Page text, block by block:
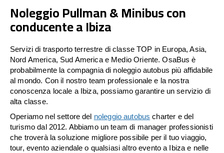
Noleggio Pullman & Minibus con
conducente a Ibiza
Servizi di trasporto terrestre di classe TOP in Europa, Asia,
Nord America, Sud America e Medio Oriente. OsaBus è
probabilmente la compagnia di noleggio autobus più affidabile
al mondo. Con il nostro team professionale e la nostra
conoscenza locale a Ibiza, possiamo garantire un servizio di
alta classe.
Operiamo nel settore del noleggio autobus charter e del
turismo dal 2012. Abbiamo un team di manager professionisti
che troverà la soluzione migliore possibile per il tuo viaggio,
tour, evento aziendale o qualsiasi altro evento a Ibiza e nelle